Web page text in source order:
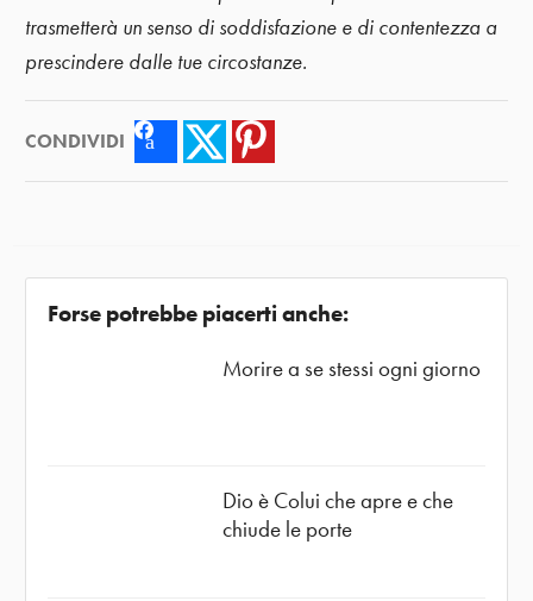
trasmetterà un senso di soddisfazione e di contentezza a
prescindere dalle tue circostanze.
CONDIVIDI FacebookTwitter
Forse potrebbe piacerti anche:
Morire a se stessi ogni giorno
Dio è Colui che apre e che
chiude le porte